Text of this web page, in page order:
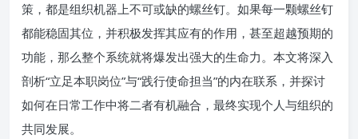
策，都是组织机器上不可或缺的螺丝钉。如果每一颗螺丝钉
都能稳固其位，并积极发挥其应有的作用，甚至超越预期的
功能，那么整个系统就将爆发出强大的生命力。本文将深入
剖析“立足本职岗位”与“践行使命担当”的内在联系，并探讨
如何在日常工作中将二者有机融合，最终实现个人与组织的
共同发展。